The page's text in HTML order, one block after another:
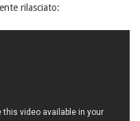
rilasciato: